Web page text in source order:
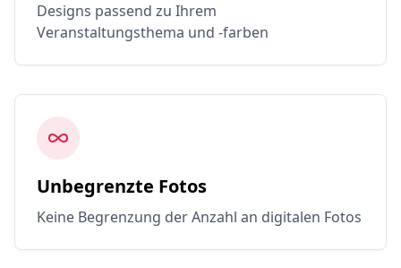
Designs passend zu Ihrem
Veranstaltungsthema und -farben
Unbegrenzte Fotos
Keine Begrenzung der Anzahl an digitalen Fotos